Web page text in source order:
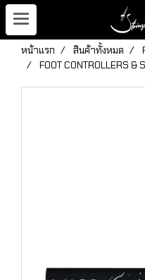
หน้าแรก สินค้าทั้งหมด
FOOT CONTROLLERS &